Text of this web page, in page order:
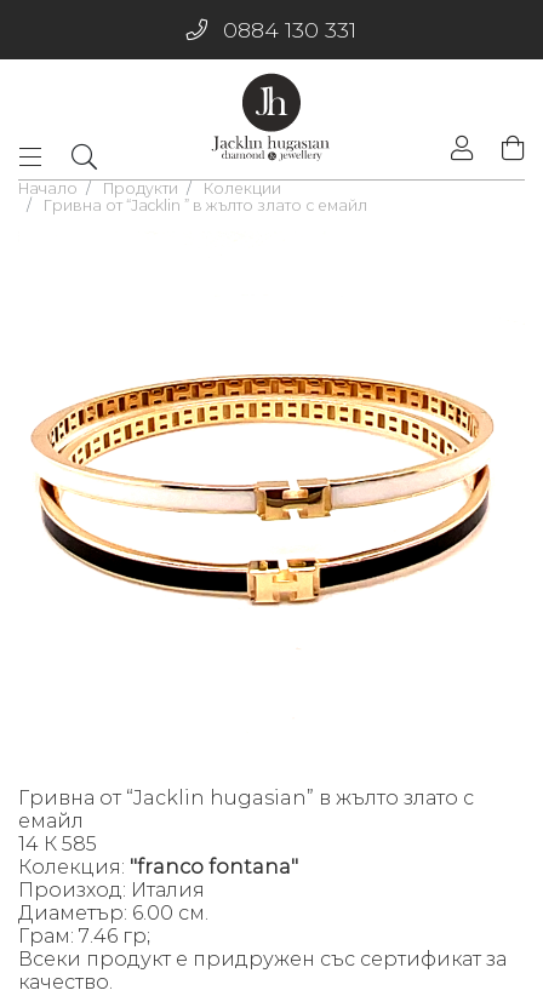
0884 130 331
Начало Продукти
Колекции
Гривна от “Jacklin ” в жълто злато с емайл
Гривна от “Jacklin hugasian” в жълто злато с
емайл
14 К 585
Колекция: "franco fontana"
Произход: Италия
Диаметър: 6.00 см.
Грам: 7.46 гр;
Всеки продукт е придружен със сертификат за
качество.